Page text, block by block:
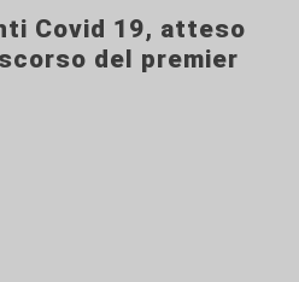
Covid 19, atteso
del premier